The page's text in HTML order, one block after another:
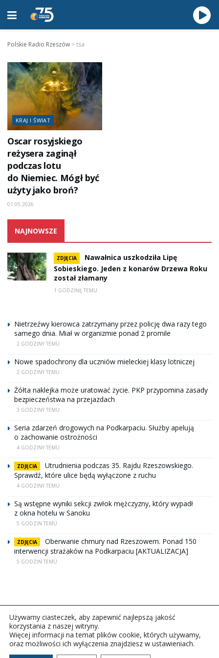
Polskie Radio Rzeszów >tsa
KRAJ I ŚWIAT
Oscar rosyjskiego
reżysera zaginął
podczas lotu
do Niemiec. Mógł być
użyty jako broń?
01.05.2026
NAJNOWSZE
ZDJĘCIA
Nawałnica uszkodziła Lipę
Sobieskiego. Jeden z konarów Drzewa Roku
został złamany
1 GODZINĘ TEMU
Nietrzeźwy kierowca zatrzymany przez policję dwa razy tego
samego dnia. Miał w organizmie ponad 2 promile
2 GODZINY TEMU
Nowe spadochrony dla uczniów mieleckiej klasy lotniczej
2 GODZINY TEMU
Żółta naklejka może uratować życie. PKP przypomina zasady
bezpieczeństwa na przejazdach
3 GODZINY TEMU
Seria zdarzeń drogowych na Podkarpaciu. Służby apelują
o zachowanie ostrożności
4 GODZINY TEMU
ZDJĘCIA
Utrudnienia podczas 35. Rajdu Rzeszowskiego.
Sprawdź, które ulice będą wyłączone z ruchu
4 GODZINY TEMU
Są wstępne wyniki sekcji zwłok mężczyzny, który wypadł
z okna hotelu w Sanoku
5 GODZIN TEMU
ZDJĘCIA
Oberwanie chmury nad Rzeszowem. Ponad 150
interwencji strażaków na Podkarpaciu [AKTUALIZACJA]
5 GODZIN TEMU
Copyright © 2026Polskie Radio Rzeszów S.A. w likwidacj.
Używamy ciasteczek, aby zapewnić najlepszą jakość
korzystania z naszej witryny.
Więcej informacji na temat plików cookie, których używamy,
oraz możliwości ich wyłączenia znajdziesz w ustawieniach.